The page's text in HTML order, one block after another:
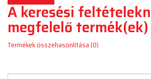
A keresési
megfelelő termék(ek)
Termékek összehasonlítása (0)